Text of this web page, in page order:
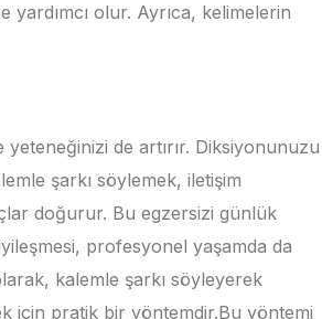
yardımcı olur. Ayrıca, kelimelerin
de artırır. Diksiyonunuzu
şarkı söylemek, iletişim
doğurur. Bu egzersizi günlük
profesyonel yaşamda da
kalemle şarkı söyleyerek
için pratik bir yöntemdir.Bu yöntemi